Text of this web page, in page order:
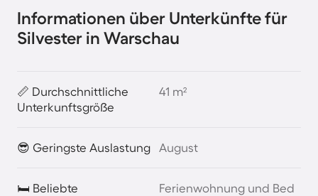
Informationen über Unterkünfte für
Silvester in Warschau
📏 Durchschnittliche
Unterkunftsgröße
41 m²
😎 Geringste Auslastung August
🛏️ Beliebte
Ferienwohnung und Bed